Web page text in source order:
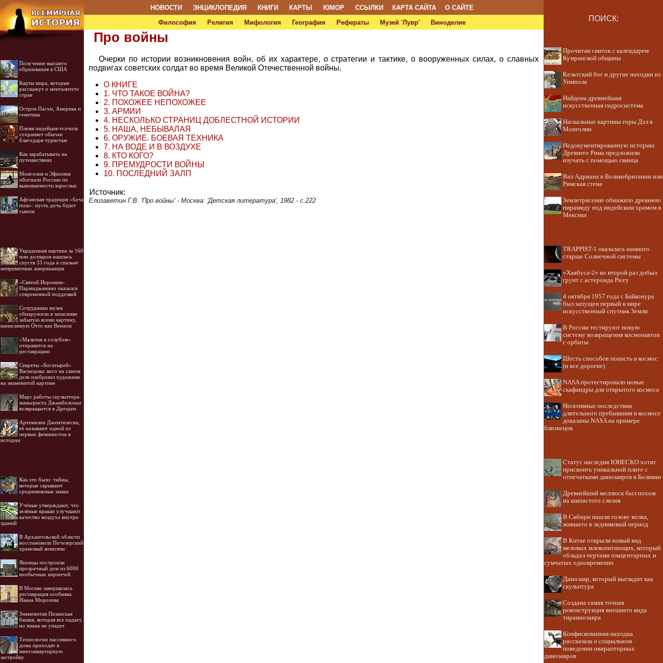
НОВОСТИ ЭНЦИКЛОПЕДИЯ КНИГИ КАРТЫ ЮМОР ССЫЛКИ КАРТА САЙТА
О САЙТЕ
Философия
Религия Мифология География Рефераты Музей 'Лувр' Виноделие ПОИСК:
Получение высшего
образования в США
Карты мира, которые
расскажут о менталитете
стран
Остров Пасхи, Америка и
генетика
Племя индейцев-тсачила
сохраняет обычаи
благодаря туристам
Как зарабатывать на
путешествиях
Монголия и Эфиопия
обогнали Россию по
выживаемости взрослых
Афганская традиция «бача
пош»: пусть дочь будет
сыном
Украденная картина за 160
млн долларов нашлась
спустя 33 года в спальне
неприметных американцев
«Святой Иероним»
Пармиджанино оказался
современной подделкой
Cотрудники музея
обнаружили в запаснике
забытую всеми картину,
написанную Отто ван Вееном
«Мальчик в голубом»
отправится на
реставрацию
Секреты «Богатырей»
Васнецова: кого на самом
деле изобразил художник
на знаменитой картине
Марс работы скульптора-
маньериста Джамболоньи
возвращается в Дрезден
Артемизии Джентилески,
её называют одной из
первых феминисток в
истории
Как это было: тайны,
которые скрывают
средневековые замки
Учёные утверждают, что
зелёные крыши улучшают
качество воздуха внутри
зданий
В Архангельской области
восстановили Почезерский
храмовый комплекс
Японцы построили
прозрачный дом из 6000
необычных кирпичей
В Москве завершилась
реставрация особняка
Ивана Морозова
Знаменитая Пизанская
башня, которая все падает,
но никак не упадет
Технологии пассивного
дома приходят в
многоквартирную
застройку
Про войны
Очерки по истории возникновения войн, об их характере, о стратегии и тактике, о вооруженных силах, о славных
подвигах советских солдат во время Великой Отечественной войны.
О КНИГЕ
1. ЧТО ТАКОЕ ВОЙНА?
2. ПОХОЖЕЕ НЕПОХОЖЕЕ
3. АРМИИ
4. НЕСКОЛЬКО СТРАНИЦ ДОБЛЕСТНОЙ ИСТОРИИ
5. НАША, НЕБЫВАЛАЯ
6. ОРУЖИЕ. БОЕВАЯ ТЕХНИКА
7. НА ВОДЕ И В ВОЗДУХЕ
8. КТО КОГО?
9. ПРЕМУДРОСТИ ВОЙНЫ
10. ПОСЛЕДНИЙ ЗАЛП
Источник:
Елизаветин Г.В. 'Про войны' - Москва: 'Детская литература', 1982 - с.222
Прочитан свиток с календарем
Кумранской общины
Кельтский бог и другие находки из
Уимпола
Найдена древнейшая
искусственная гидросистема
Наскальные картины горы Дэл в
Монголии
Недокументированную историю
Древнего Рима предложили
изучать с помощью свинца
Вал Адриана в Великобритании или
Римская стена
Землетрясение обнажило древнюю
пирамиду под индейским храмом в
Мексике
TRAPPIST-1 оказалась намного
старше Солнечной системы
«Хаябуса-2» во второй раз добыл
грунт с астероида Рюгу
4 октября 1957 года с Байконура
был запущен первый в мире
искусственный спутник Земли
В России тестируют новую
систему возвращения космонавтов
с орбиты
Шесть способов попасть в космос
(и все дорогие)
NASA протестировало новые
скафандры для открытого космоса
Негативные последствия
длительного пребывания в космосе
доказаны NASA на примере
близнецов
Статус наследия ЮНЕСКО хотят
присвоить уникальной плите с
отпечатками динозавров в Боливии
Древнейший моллюск был похож
на шипастого слизня
В Сибири нашли голову волка,
жившего в ледниковый период
В Китае открыли новый вид
меловых млекопитающих, который
обладал чертами плацентарных и
сумчатых одновременно
Динозавр, который выглядит как
скульптура
Создана самая точная
реконструкция внешнего вида
тираннозавра
Конфискованная находка
рассказала о социальном
поведении овирапторных
динозавров